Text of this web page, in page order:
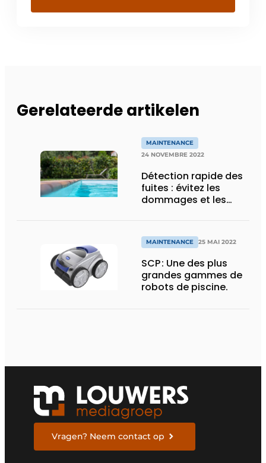
Gerelateerde artikelen
MAINTENANCE
24 NOVEMBRE 2022
Détection rapide des
fuites : évitez les
dommages et les
MAINTENANCE 25 MAI 2022
SCP : Une des plus
grandes gammes de
robots de piscine.
Vragen? Neem contact op